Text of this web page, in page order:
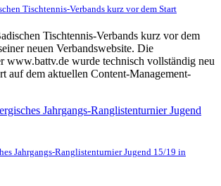
Tischtennis-Verbands kurz vor dem Start
Tischtennis-Verbands kurz vor dem
neuen Verbandswebsite. Die
www.battv.de wurde technisch vollständig neu
auf dem aktuellen Content-Management-
Jahrgangs-Ranglistenturnier Jugend 15/19 in